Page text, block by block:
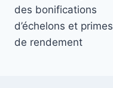
des bonifications
d’échelons et primes
de rendement